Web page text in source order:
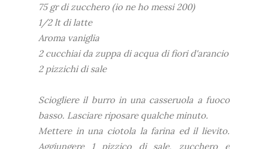
75 gr di zucchero (io ne ho messi 200)
1/2 lt di latte
Aroma vaniglia
2 cucchiai da zuppa di acqua di fiori d'arancio
2 pizzichi di sale
Sciogliere il burro in una casseruola a fuoco
basso. Lasciare riposare qualche minuto.
Mettere in una ciotola la farina ed il lievito.
Aggiungere 1 pizzico di sale, zucchero e